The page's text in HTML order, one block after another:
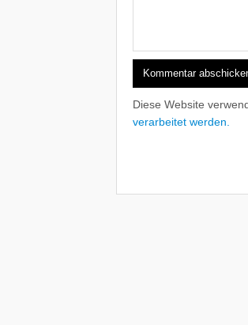
Diese Website
verarbeitet werden.